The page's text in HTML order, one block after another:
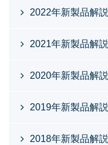
2022年新製品解説
2021年新製品解説
2020年新製品解説
2019年新製品解説
2018年新製品解説